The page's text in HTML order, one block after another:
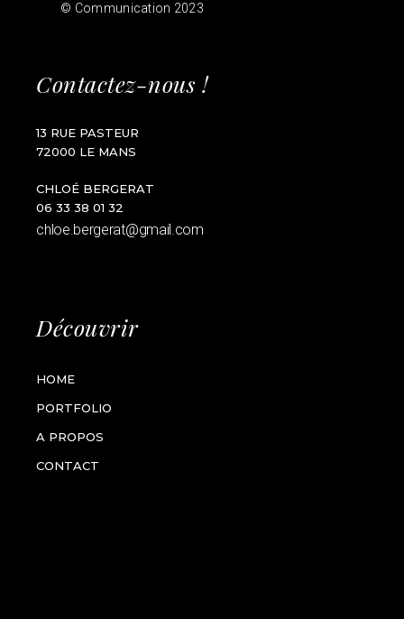
© Communication 2023
Contactez-nous !
13 RUE PASTEUR
72000 LE MANS
CHLOÉ BERGERAT
06 33 38 01 32
chloe.bergerat@gmail.com
Découvrir
HOME
PORTFOLIO
A PROPOS
CONTACT